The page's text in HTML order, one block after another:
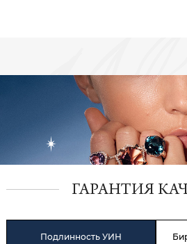
ГАРАНТИЯ
Подлинность УИН